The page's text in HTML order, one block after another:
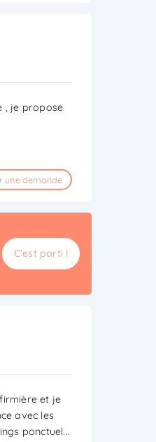
, je propose
une demande
C'est parti !
et je
avec les
ponctuel...